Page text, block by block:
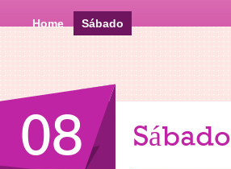
Home Sábado
08 Sábado